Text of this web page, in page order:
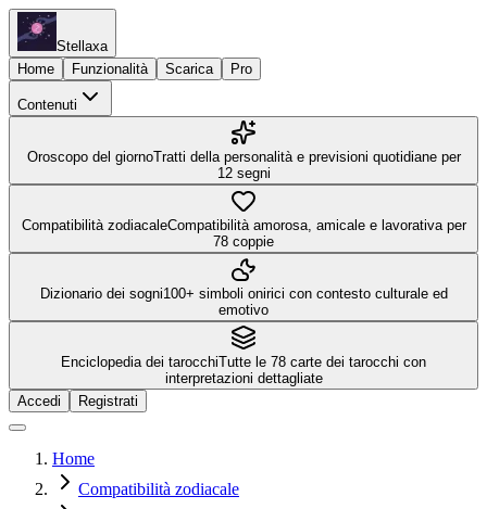
Stellaxa
Home
Funzionalità Scarica Pro
Contenuti
Oroscopo del giornoTratti della personalità e previsioni quotidiane per
12 segni
Compatibilità zodiacaleCompatibilità amorosa, amicale e lavorativa per
78 coppie
Dizionario dei sogni100+ simboli onirici con contesto culturale ed
emotivo
Enciclopedia dei tarocchiTutte le 78 carte dei tarocchi con
interpretazioni dettagliate
Accedi
Registrati
Home
Compatibilità zodiacale